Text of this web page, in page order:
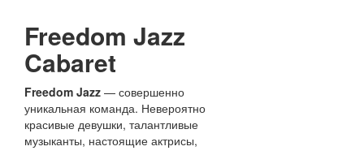
Freedom Jazz
Cabaret
Freedom Jazz — совершенно
уникальная команда. Невероятно
красивые девушки, талантливые
музыканты, настоящие актрисы,